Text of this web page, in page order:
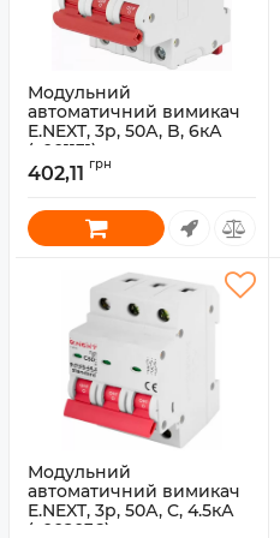
Модульний
автоматичний вимикач
E.NEXT, 3p, 50А, B, 6кА
(s001131)
Артикул: s001131
402,11 грн
Модульний
автоматичний вимикач
E.NEXT, 3p, 50А, C, 4.5кА
(s002036)